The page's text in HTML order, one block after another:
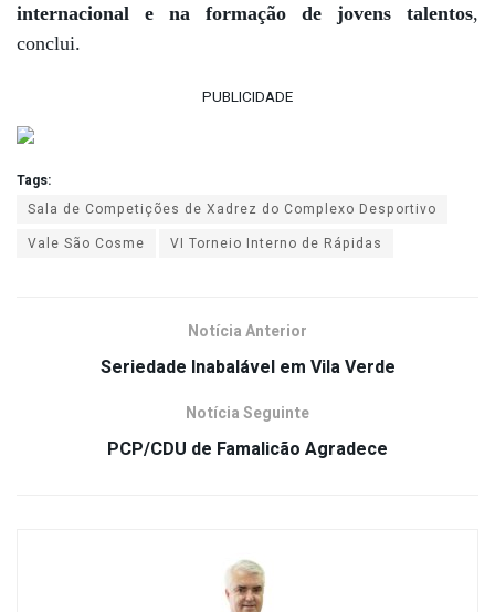
internacional e na formação de jovens talentos,
conclui.
PUBLICIDADE
Tags:
Sala de Competições de Xadrez do Complexo Desportivo
Vale São Cosme
VI Torneio Interno de Rápidas
Notícia Anterior
Seriedade Inabalável em Vila Verde
Notícia Seguinte
PCP/CDU de Famalicão Agradece